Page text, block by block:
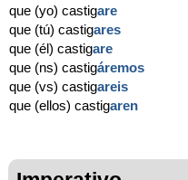
que (yo) castigare
que (tú) castigares
que (él) castigare
que (ns) castigáremos
que (vs) castigareis
que (ellos) castigaren